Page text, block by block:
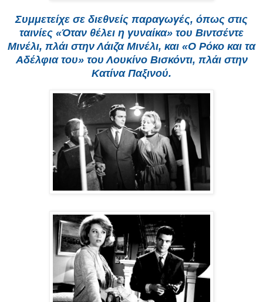
Συμμετείχε σε διεθνείς παραγωγές, όπως στις
ταινίες «Όταν θέλει η γυναίκα» του Βιντσέντε
Μινέλι, πλάι στην Λάιζα Μινέλι, και «Ο Ρόκο και τα
Αδέλφια του» του Λουκίνο Βισκόντι, πλάι στην
Κατίνα Παξινού.